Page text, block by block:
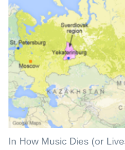
ရန်
ပင်မ
အ
ညွန်း
စာမျက်နှာ
ကျော်
ကြည့်
မကြေးမုံရဲ့ အင်္ဂလိပ်စာ
ရုပ်ရှင်ထဲက အင်္ဂလိပ်စာ
သုတပဒေသာ အင်္ဂလိပ်စာ
ရေဒီယို
တီဗွီ
ရေဒီယိုနှင့်ရုပ်သံ အချက်
ရေဒီယို/တီဗွီအစီအစဉ်
Learning English
ဗွီအိုအေ လူမှုကွန်ယက်များ
In How Music Dies (or